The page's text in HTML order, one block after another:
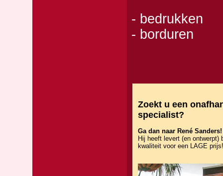
- bedrukken
- borduren
Zoekt u een
specialist?
Ga dan naar René Sanders!
Hij heeft levert (en ontwerpt)
kwaliteit voor een LAGE prijs!